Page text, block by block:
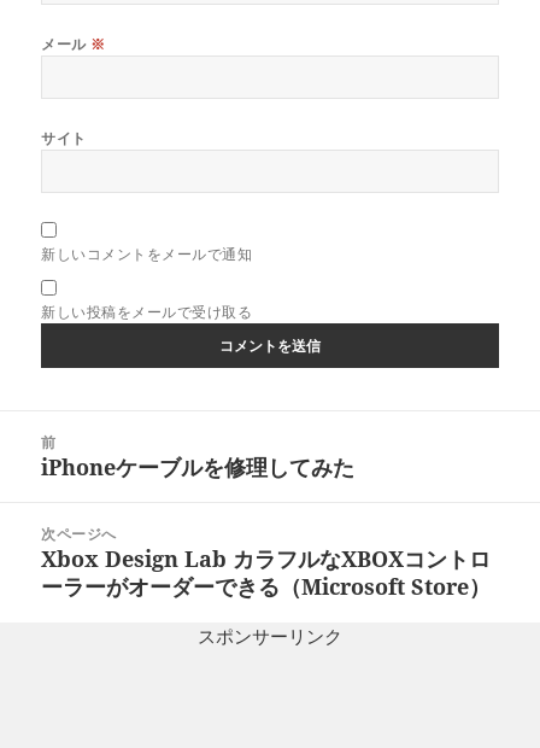
メール ※
サイト
新しいコメントをメールで通知
新しい投稿をメールで受け取る
前
前
投
稿:
iPhoneケーブルを修理してみた
次ページへ
次
の
Xbox Design Lab カラフルなXBOXコントロ
ーラーがオーダーできる（Microsoft Store）
スポンサーリンク